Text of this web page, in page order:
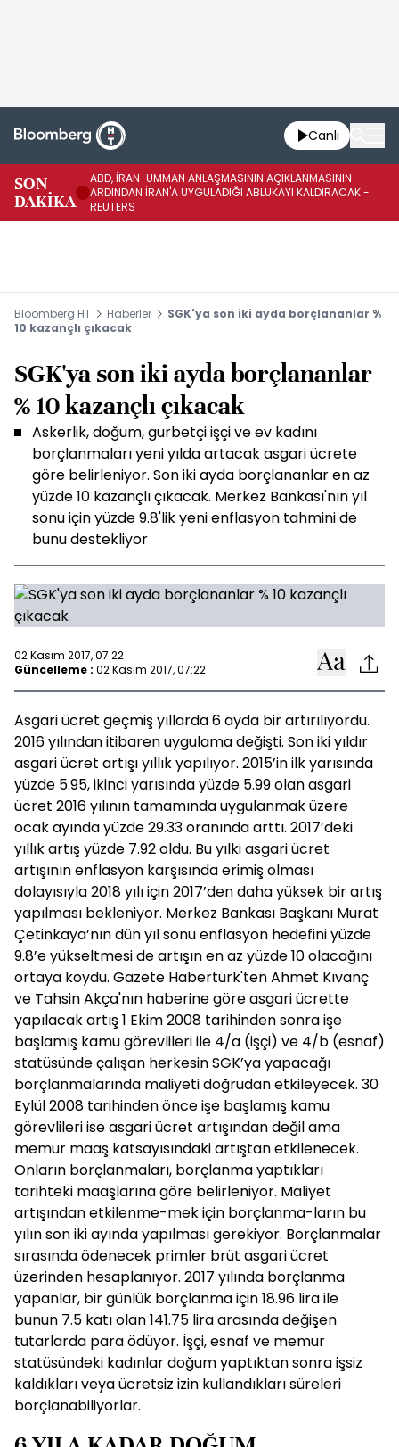
Canlı
SON
DAKİKA
ABD, İRAN-UMMAN ANLAŞMASININ AÇIKLANMASININ
ARDINDAN İRAN'A UYGULADIĞI ABLUKAYI KALDIRACAK -
REUTERS
Bloomberg HT Haberler
SGK'ya son iki ayda borçlananlar %
10 kazançlı çıkacak
SGK'ya son iki ayda borçlananlar
% 10 kazançlı çıkacak
Askerlik, doğum, gurbetçi işçi ve ev kadını
borçlanmaları yeni yılda artacak asgari ücrete
göre belirleniyor. Son iki ayda borçlananlar en az
yüzde 10 kazançlı çıkacak. Merkez Bankası'nın yıl
sonu için yüzde 9.8'lik yeni enflasyon tahmini de
bunu destekliyor
02 Kasım 2017, 07:22
Güncelleme : 02 Kasım 2017, 07:22
Asgari ücret geçmiş yıllarda 6 ayda bir artırılıyordu.
2016 yılından itibaren uygulama değişti. Son iki yıldır
asgari ücret artışı yıllık yapılıyor. 2015’in ilk yarısında
yüzde 5.95, ikinci yarısında yüzde 5.99 olan asgari
ücret 2016 yılının tamamında uygulanmak üzere
ocak ayında yüzde 29.33 oranında arttı. 2017’deki
yıllık artış yüzde 7.92 oldu. Bu yılki asgari ücret
artışının enflasyon karşısında erimiş olması
dolayısıyla 2018 yılı için 2017’den daha yüksek bir artış
yapılması bekleniyor. Merkez Bankası Başkanı Murat
Çetinkaya’nın dün yıl sonu enflasyon hedefini yüzde
9.8’e yükseltmesi de artışın en az yüzde 10 olacağını
ortaya koydu. Gazete Habertürk'ten Ahmet Kıvanç
ve Tahsin Akça'nın haberine göre asgari ücrette
yapılacak artış 1 Ekim 2008 tarihinden sonra işe
başlamış kamu görevlileri ile 4/a (işçi) ve 4/b (esnaf)
statüsünde çalışan herkesin SGK’ya yapacağı
borçlanmalarında maliyeti doğrudan etkileyecek. 30
Eylül 2008 tarihinden önce işe başlamış kamu
görevlileri ise asgari ücret artışından değil ama
memur maaş katsayısındaki artıştan etkilenecek.
Onların borçlanmaları, borçlanma yaptıkları
tarihteki maaşlarına göre belirleniyor. Maliyet
artışından etkilenme-mek için borçlanma-ların bu
yılın son iki ayında yapılması gerekiyor. Borçlanmalar
sırasında ödenecek primler brüt asgari ücret
üzerinden hesaplanıyor. 2017 yılında borçlanma
yapanlar, bir günlük borçlanma için 18.96 lira ile
bunun 7.5 katı olan 141.75 lira arasında değişen
tutarlarda para ödüyor. İşçi, esnaf ve memur
statüsündeki kadınlar doğum yaptıktan sonra işsiz
kaldıkları veya ücretsiz izin kullandıkları süreleri
borçlanabiliyorlar.